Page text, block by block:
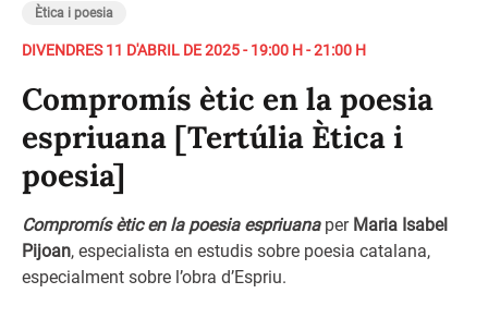
Ètica i poesia
DIVENDRES 11 D'ABRIL DE 2025 - 19:00 H - 21:00 H
Compromís ètic en la poesia
espriuana [Tertúlia Ètica i
poesia]
Compromís ètic en la poesia espriuana per Maria Isabel
Pijoan, especialista en estudis sobre poesia catalana,
especialment sobre l’obra d’Espriu.